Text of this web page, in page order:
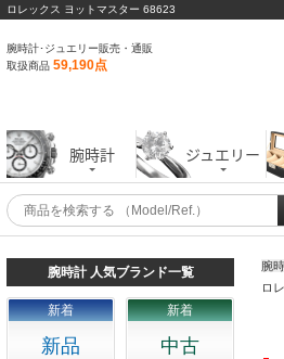
ロレックス ヨットマスター 68623
腕時計･ジュエリー販売・通販
取扱商品 59,190点
腕時計 ジュエリー
腕
ロ
腕時計 人気ブランド一覧
新着
新品
新着
中古